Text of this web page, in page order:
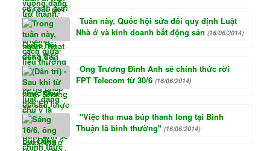
Tuần này, Quốc hội sửa đổi quy định Luật
Nhà ở và kinh doanh bất động sản (16/06/2014)
Ông Trương Đình Anh sẽ chính thức rời
FPT Telecom từ 30/6 (16/06/2014)
"Việc thu mua búp thanh long tại Bình
Thuận là bình thường" (16/06/2014)